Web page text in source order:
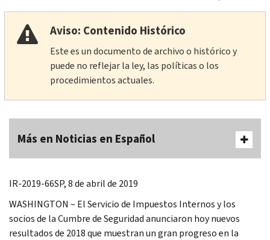
Aviso: Contenido Histórico
Este es un documento de archivo o histórico y
puede no reflejar la ley, las políticas o los
procedimientos actuales.
Más en Noticias en Español
IR-2019-66SP, 8 de abril de 2019
WASHINGTON – El Servicio de Impuestos Internos y los
socios de la Cumbre de Seguridad anunciaron hoy nuevos
resultados de 2018 que muestran un gran progreso en la